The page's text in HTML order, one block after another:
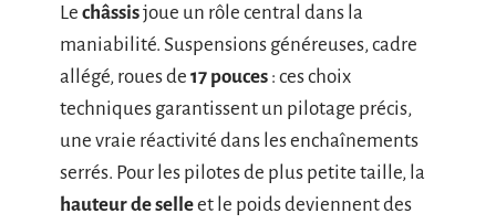
Le châssisjoue un rôle central dans la
maniabilité. Suspensions généreuses, cadre
allégé, roues de 17 pouces : ces choix
techniques garantissent un pilotage précis,
une vraie réactivité dans les enchaînements
serrés. Pour les pilotes de plus petite taille, la
hauteur de selleet le poids deviennent des